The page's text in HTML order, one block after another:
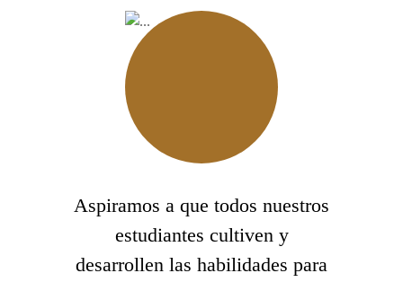
Aspiramos a que todos nuestros
estudiantes cultiven y
desarrollen las habilidades para